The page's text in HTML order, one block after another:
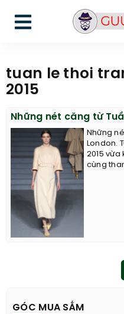
tuan le thoi
2015
Những nét căng từ
Những
London.
2015 vừa
cùng
GÓC MUA SẮM